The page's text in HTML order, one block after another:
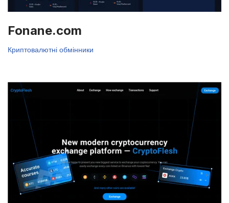
Fonane.com
Криптовалютні обмінники